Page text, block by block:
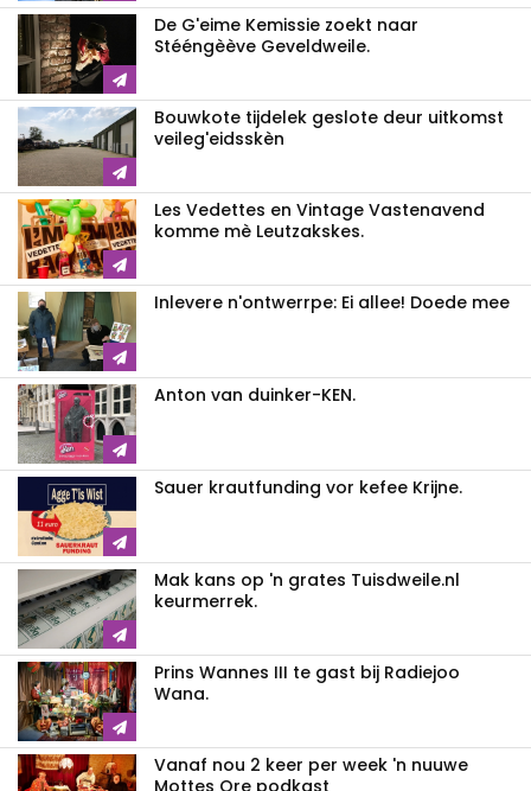
De G'eime Kemissie zoekt naar
Stééngèève Geveldweile.
Bouwkote tijdelek geslote deur uitkomst
veileg'eidsskèn
Les Vedettes en Vintage Vastenavend
komme mè Leutzakskes.
Inlevere n'ontwerrpe: Ei allee! Doede mee
Anton van duinker-KEN.
Sauer krautfunding vor kefee Krijne.
Mak kans op 'n grates Tuisdweile.nl
keurmerrek.
Prins Wannes III te gast bij Radiejoo
Wana.
Vanaf nou 2 keer per week 'n nuuwe